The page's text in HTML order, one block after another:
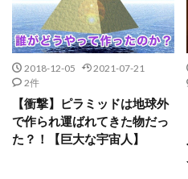
2018-12-05
2021-07-21
2件
【衝撃】ピラミッドは地球外
で作られ運ばれてきた物だっ
た？！【巨大な宇宙人】